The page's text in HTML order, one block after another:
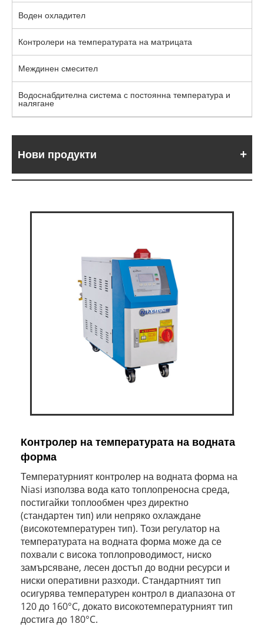
Воден охладител
Контролери на температурата на матрицата
Междинен смесител
Водоснабдителна система с постоянна температура и
налягане
Нови продукти
Контролер на температурата на водната
форма
Температурният контролер на водната форма на
Niasi използва вода като топлопреносна среда,
постигайки топлообмен чрез директно
(стандартен тип) или непряко охлаждане
(високотемпературен тип). Този регулатор на
температурата на водната форма може да се
похвали с висока топлопроводимост, ниско
замърсяване, лесен достъп до водни ресурси и
ниски оперативни разходи. Стандартният тип
осигурява температурен контрол в диапазона от
120 до 160°C, докато високотемпературният тип
достига до 180°C.